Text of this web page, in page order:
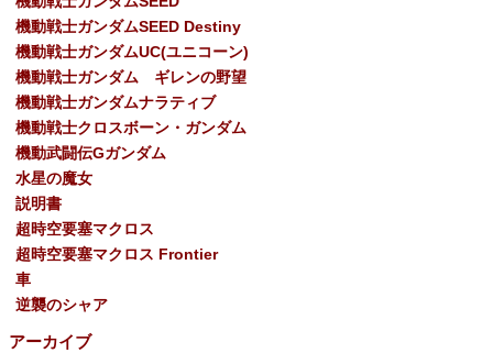
機動戦士ガンダムSEED Destiny
機動戦士ガンダムUC(ユニコーン)
機動戦士ガンダム ギレンの野望
機動戦士ガンダムナラティブ
機動戦士クロスボーン・ガンダム
機動武闘伝Gガンダム
水星の魔女
説明書
超時空要塞マクロス
超時空要塞マクロス Frontier
車
逆襲のシャア
アーカイブ